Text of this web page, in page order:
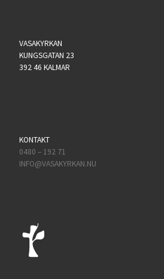
VASAKYRKAN
KUNGSGATAN 23
392 46 KALMAR
KONTAKT
0480 – 192 71
INFO@VASAKYRKAN.NU